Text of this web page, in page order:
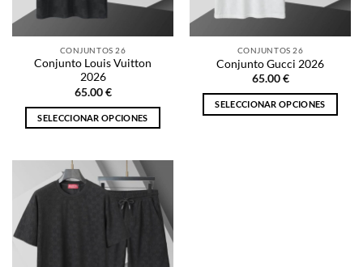
de
producto
elegir
en
la
página
de
CONJUNTOS 26
Conjunto Louis Vuitton
2026
65.00€
SELECCIONAR OPCIONES
tiene
múltiples
variantes.
CONJUNTOS 26
Conjunto Gucci 2026
65.00€
SELECCIONAR OPCIONES